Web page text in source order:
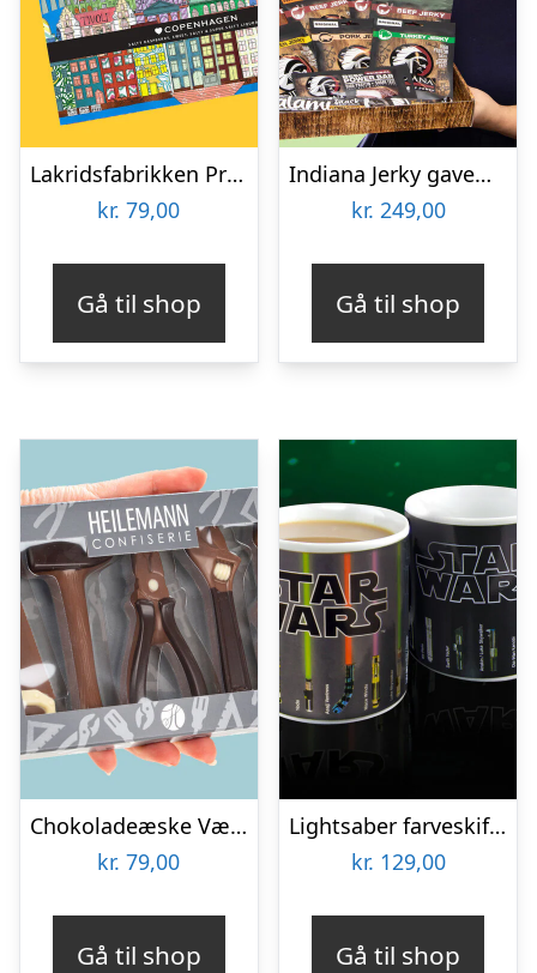
Lakridsfabrikken Premiumlakrids – Copenhagen
kr. 79,00
Gå til shop
Indiana Jerky gaveæske
kr. 249,00
Gå til shop
Chokoladeæske Værktøj
kr. 79,00
Gå til shop
Lightsaber farveskiftende krus
kr. 129,00
Gå til shop